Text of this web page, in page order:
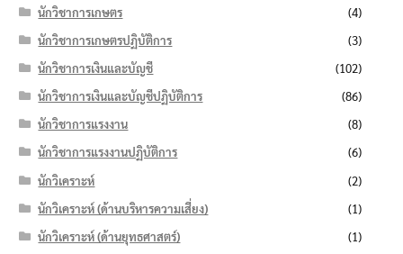
นักวิชาการเกษตร
(4)
นักวิชาการเกษตรปฏิบัติการ
(3)
นักวิชาการเงินและบัญชี
(102)
นักวิชาการเงินและบัญชีปฏิบัติการ
(86)
นักวิชาการแรงงาน
(8)
นักวิชาการแรงงานปฏิบัติการ
(6)
นักวิเคราะห์
(2)
นักวิเคราะห์ (ด้านบริหารความเสี่ยง)
(1)
นักวิเคราะห์ (ด้านยุทธศาสตร์)
(1)